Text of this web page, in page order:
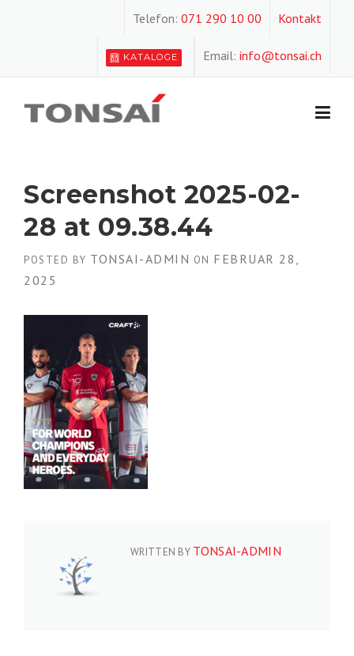
Kontakt
Telefon: 071 290 10 00
Email: info@tonsai.ch
KATALOGE
Screenshot 2025-02-
28 at 09.38.44
POSTED BY TONSAI-ADMIN ON FEBRUAR 28,
2025
WRITTEN BY TONSAI-ADMIN